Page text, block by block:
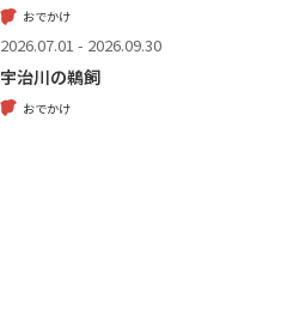
おでかけ
2026.07.01 - 2026.09.30
宇治川の鵜飼
おでかけ